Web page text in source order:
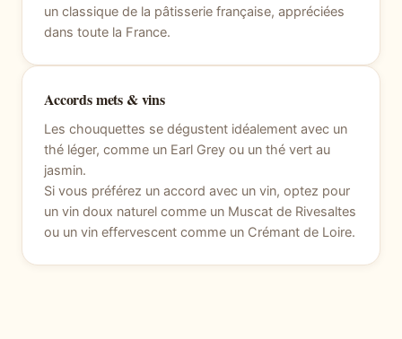
un classique de la pâtisserie française, appréciées
dans toute la France.
Accords mets & vins
Les chouquettes se dégustent idéalement avec un
thé léger, comme un Earl Grey ou un thé vert au
jasmin.
Si vous préférez un accord avec un vin, optez pour
un vin doux naturel comme un Muscat de Rivesaltes
ou un vin effervescent comme un Crémant de Loire.